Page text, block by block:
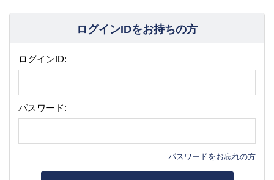
ログインIDをお持ちの方
ログインID:
パスワード:
パスワードをお忘れの方